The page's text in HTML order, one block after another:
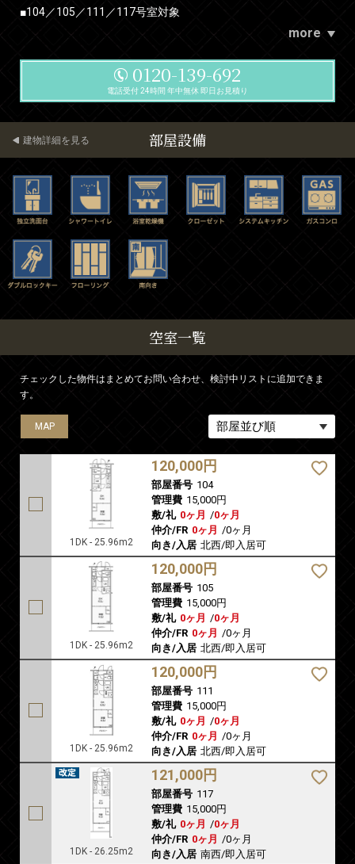
■104／105／111／117号室対象
more
0120-139-692
電話受付 24時間 年中無休 即日お見積り
部屋設備
建物詳細を見る
空室一覧
チェックした物件はまとめてお問い合わせ、検討中リストに追加できま
す。
MAP
1DK - 25.96m2
120,000円
部屋番号 104
管理費 15,000円
敷/礼 0ヶ月 /0ヶ月
仲介/FR 0ヶ月 /0ヶ月
向き/入居 北西/即入居可
MAP
1DK - 25.96m2
120,000円
部屋番号 105
管理費 15,000円
敷/礼 0ヶ月 /0ヶ月
仲介/FR 0ヶ月 /0ヶ月
向き/入居 北西/即入居可
MAP
1DK - 25.96m2
120,000円
部屋番号 111
管理費 15,000円
敷/礼 0ヶ月 /0ヶ月
仲介/FR 0ヶ月 /0ヶ月
向き/入居 北西/即入居可
MAP
1DK - 26.25m2
121,000円
部屋番号 117
管理費 15,000円
敷/礼 0ヶ月 /0ヶ月
仲介/FR 0ヶ月 /0ヶ月
向き/入居 南西/即入居可
MAP
MAP
MAP
MAP
MAP
MAP
MAP